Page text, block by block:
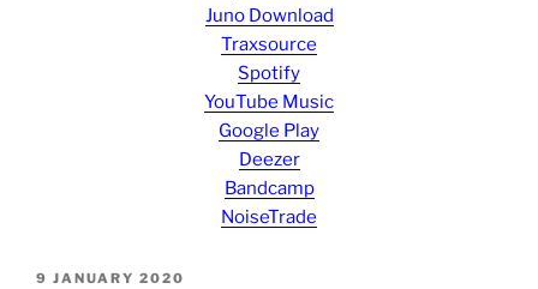
Juno Download
Traxsource
Spotify
YouTube Music
Google Play
Deezer
Bandcamp
NoiseTrade
POSTED
9 JANUARY 2020